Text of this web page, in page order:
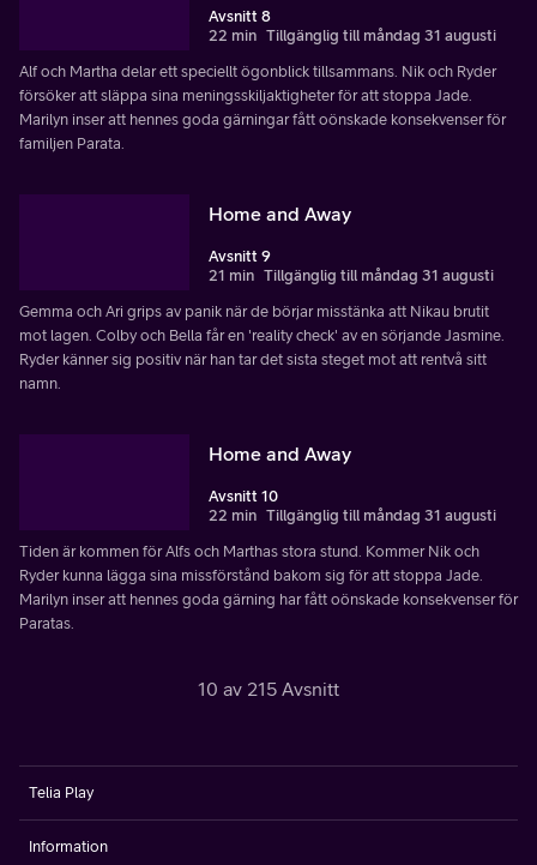
Avsnitt 8
22 min Tillgänglig till måndag 31 augusti
Alf och Martha delar ett speciellt ögonblick tillsammans. Nik och Ryder
försöker att släppa sina meningsskiljaktigheter för att stoppa Jade.
Marilyn inser att hennes goda gärningar fått oönskade konsekvenser för
familjen Parata.
Home and Away
Avsnitt 9
21 min Tillgänglig till måndag 31 augusti
Gemma och Ari grips av panik när de börjar misstänka att Nikau brutit
mot lagen. Colby och Bella får en 'reality check' av en sörjande Jasmine.
Ryder känner sig positiv när han tar det sista steget mot att rentvå sitt
namn.
Home and Away
Avsnitt 10
22 min Tillgänglig till måndag 31 augusti
Tiden är kommen för Alfs och Marthas stora stund. Kommer Nik och
Ryder kunna lägga sina missförstånd bakom sig för att stoppa Jade.
Marilyn inser att hennes goda gärning har fått oönskade konsekvenser för
Paratas.
10 av 215 Avsnitt
Telia Play
Information